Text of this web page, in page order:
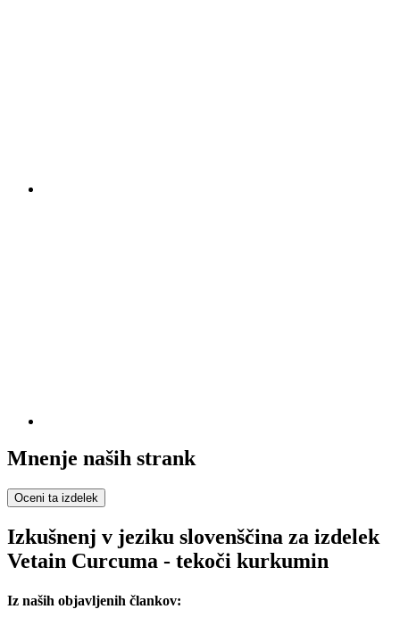
Mnenje naših strank
Oceni ta izdelek
Izkušnenj v jeziku slovenščina za izdelek
Vetain Curcuma - tekoči kurkumin
Iz naših objavljenih člankov: